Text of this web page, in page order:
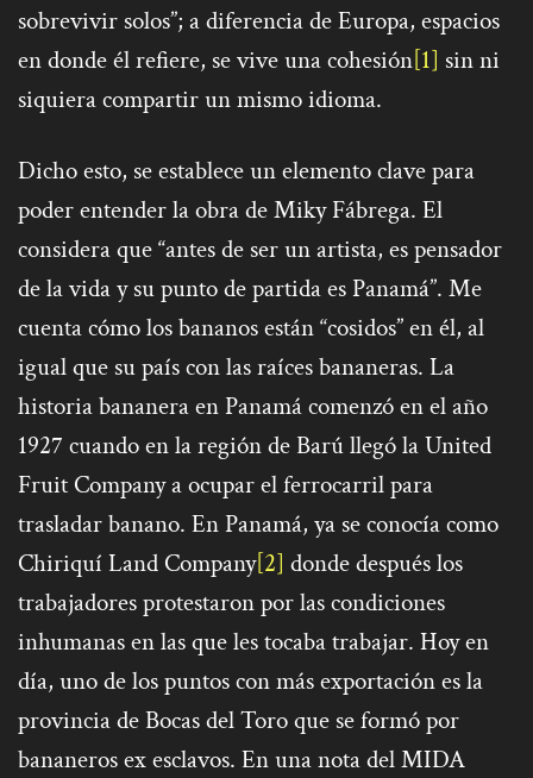
sobrevivir solos”; a diferencia de Europa, espacios
en donde él refiere, se vive una cohesión[1] sin ni
siquiera compartir un mismo idioma.
Dicho esto, se establece un elemento clave para
poder entender la obra de Miky Fábrega. El
considera que “antes de ser un artista, es pensador
de la vida y su punto de partida es Panamá”. Me
cuenta cómo los bananos están “cosidos” en él, al
igual que su país con las raíces bananeras. La
historia bananera en Panamá comenzó en el año
1927 cuando en la región de Barú llegó la United
Fruit Company a ocupar el ferrocarril para
trasladar banano. En Panamá, ya se conocía como
Chiriquí Land Company[2] donde después los
trabajadores protestaron por las condiciones
inhumanas en las que les tocaba trabajar. Hoy en
día, uno de los puntos con más exportación es la
provincia de Bocas del Toro que se formó por
bananeros ex esclavos. En una nota del MIDA